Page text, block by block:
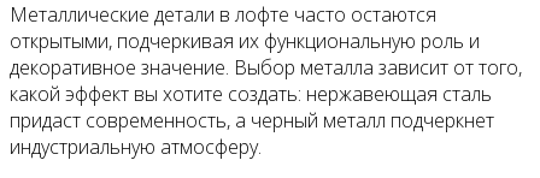
Металлические детали в лофте часто остаются
открытыми, подчеркивая их функциональную роль и
декоративное значение. Выбор металла зависит от того,
какой эффект вы хотите создать: нержавеющая сталь
придаст современность, а черный металл подчеркнет
индустриальную атмосферу.